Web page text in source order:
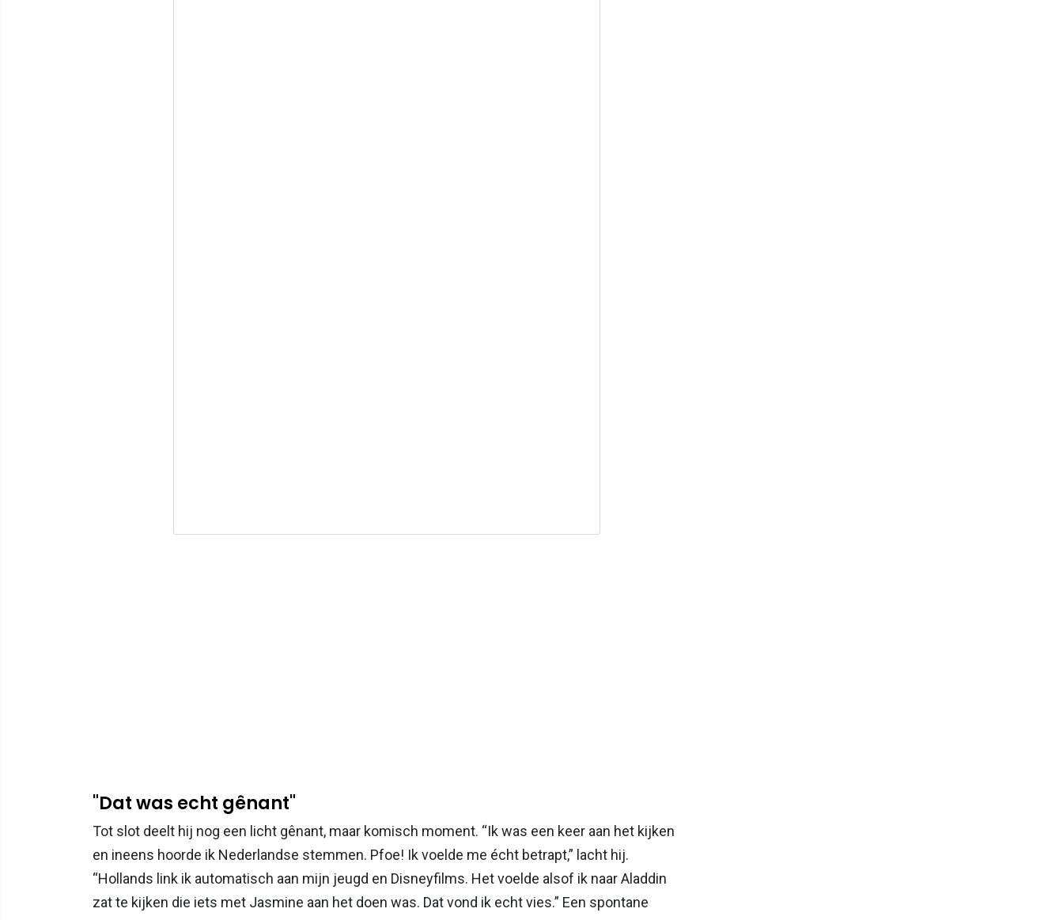
"Dat was echt gênant"
Tot slot deelt hij nog een licht gênant, maar komisch moment. “Ik was een keer aan het kijken
en ineens hoorde ik Nederlandse stemmen. Pfoe! Ik voelde me écht betrapt,” lacht hij.
“Hollands link ik automatisch aan mijn jeugd en Disneyfilms. Het voelde alsof ik naar Aladdin
zat te kijken die iets met Jasmine aan het doen was. Dat vond ik echt vies.” Een spontane